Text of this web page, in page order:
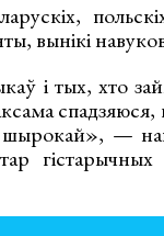
вынікі
і тых, хто
спадзяюся,
—